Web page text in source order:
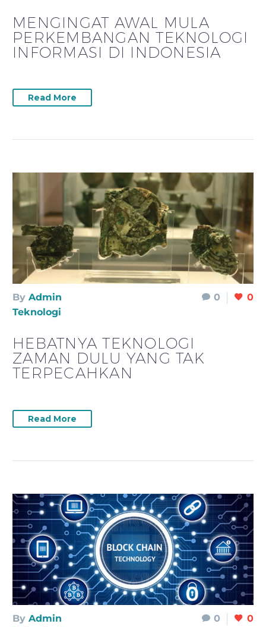
MENGINGAT AWAL MULA
PERKEMBANGAN TEKNOLOGI
INFORMASI DI INDONESIA
Read More
0 0
By Admin
Teknologi
HEBATNYA TEKNOLOGI
ZAMAN DULU YANG TAK
TERPECAHKAN
Read More
0 0
By Admin